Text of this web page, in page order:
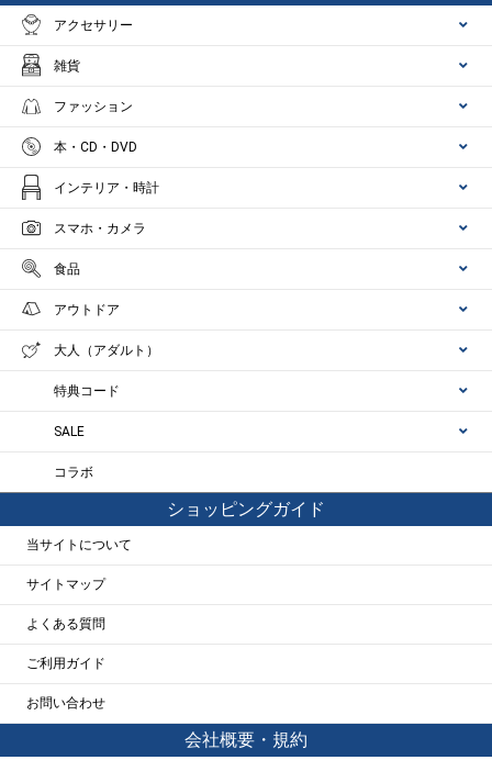
アクセサリー
雑貨
ファッション
本・CD・DVD
インテリア・時計
スマホ・カメラ
食品
アウトドア
大人（アダルト）
特典コード
SALE
コラボ
ショッピングガイド
当サイトについて
サイトマップ
よくある質問
ご利用ガイド
お問い合わせ
会社概要・規約